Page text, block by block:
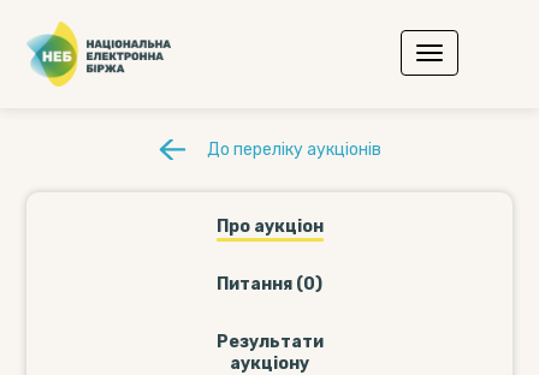
До переліку аукціонів
Про аукціон
Питання (0)
Результати
аукціону